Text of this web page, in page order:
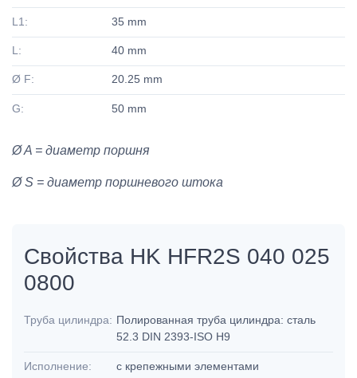
L1: 35 mm
L: 40 mm
Ø F: 20.25 mm
G: 50 mm
Ø A = диаметр поршня
Ø S = диаметр поршневого штока
Свойства HK HFR2S 040 025
0800
Труба цилиндра: Полированная труба цилиндра: сталь
52.3 DIN 2393-ISO H9
Исполнение: с крепежными элементами